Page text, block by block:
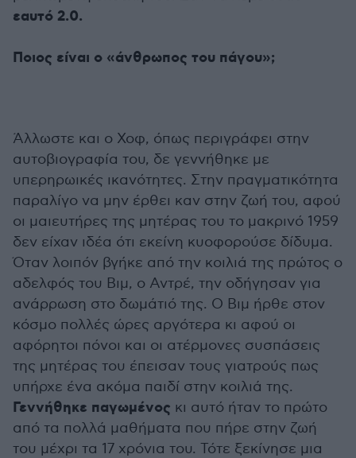
εαυτό 2.0.
Ποιος είναι ο «άνθρωπος του πάγου»;
Άλλωστε και ο Χοφ, όπως περιγράφει στην
αυτοβιογραφία του, δε γεννήθηκε με
υπερηρωικές ικανότητες. Στην πραγματικότητα
παραλίγο να μην έρθει καν στην ζωή του, αφού
οι μαιευτήρες της μητέρας του το μακρινό 1959
δεν είχαν ιδέα ότι εκείνη κυοφορούσε δίδυμα.
Όταν λοιπόν βγήκε από την κοιλιά της πρώτος ο
αδελφός του Βιμ, ο Αντρέ, την οδήγησαν για
ανάρρωση στο δωμάτιό της. Ο Βιμ ήρθε στον
κόσμο πολλές ώρες αργότερα κι αφού οι
αφόρητοι πόνοι και οι ατέρμονες συσπάσεις
της μητέρας του έπεισαν τους γιατρούς πως
υπήρχε ένα ακόμα παιδί στην κοιλιά της.
Γεννήθηκε παγωμένος κι αυτό ήταν το πρώτο
από τα πολλά μαθήματα που πήρε στην ζωή
του μέχρι τα 17 χρόνια του. Τότε ξεκίνησε μια